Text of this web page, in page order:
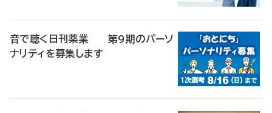
音で聴く日刊薬業 第9期のパーソ
ナリティを募集します